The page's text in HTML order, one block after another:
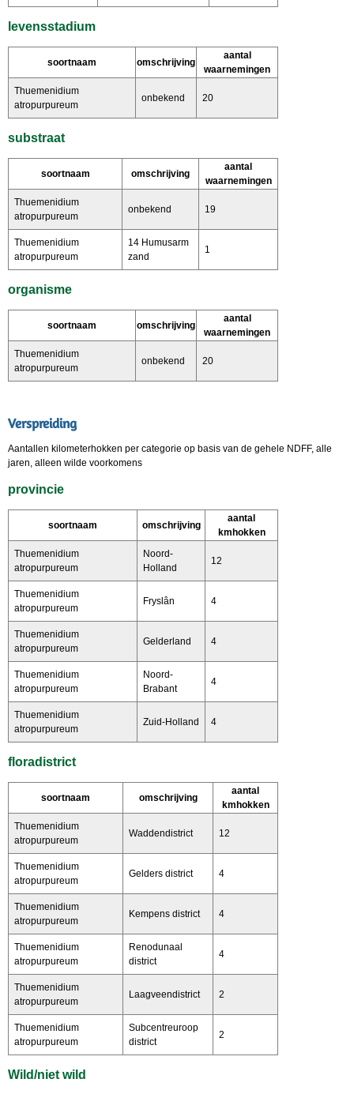
levensstadium
soortnaam omschrijving
aantal
waarnemingen
Thuemenidium
atropurpureum
onbekend 20
substraat
soortnaam omschrijving
aantal
waarnemingen
Thuemenidium
atropurpureum
onbekend 19
Thuemenidium
atropurpureum
14 Humusarm
zand
1
organisme
soortnaam omschrijving
aantal
waarnemingen
Thuemenidium
atropurpureum
onbekend 20
Verspreiding
Aantallen kilometerhokken per categorie op basis van de gehele NDFF, alle
jaren, alleen wilde voorkomens
provincie
soortnaam omschrijving
aantal
kmhokken
Thuemenidium
atropurpureum
Noord-
Holland
12
Thuemenidium
atropurpureum
Fryslân 4
Thuemenidium
atropurpureum
Gelderland 4
Thuemenidium
atropurpureum
Noord-
Brabant
4
Thuemenidium
atropurpureum
Zuid-Holland 4
floradistrict
soortnaam omschrijving
aantal
kmhokken
Thuemenidium
atropurpureum
Waddendistrict 12
Thuemenidium
atropurpureum
Gelders district 4
Thuemenidium
atropurpureum
Kempens district 4
Thuemenidium
atropurpureum
Renodunaal
district
4
Thuemenidium
atropurpureum
Laagveendistrict 2
Thuemenidium
atropurpureum
Subcentreuroop
district
2
Wild/niet wild